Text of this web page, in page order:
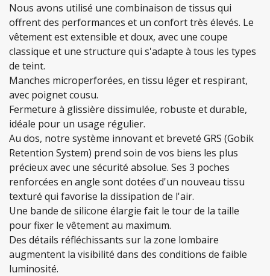
Nous avons utilisé une combinaison de tissus qui
offrent des performances et un confort très élevés. Le
vêtement est extensible et doux, avec une coupe
classique et une structure qui s'adapte à tous les types
de teint.
Manches microperforées, en tissu léger et respirant,
avec poignet cousu.
Fermeture à glissière dissimulée, robuste et durable,
idéale pour un usage régulier.
Au dos, notre système innovant et breveté GRS (Gobik
Retention System) prend soin de vos biens les plus
précieux avec une sécurité absolue. Ses 3 poches
renforcées en angle sont dotées d'un nouveau tissu
texturé qui favorise la dissipation de l'air.
Une bande de silicone élargie fait le tour de la taille
pour fixer le vêtement au maximum.
Des détails réfléchissants sur la zone lombaire
augmentent la visibilité dans des conditions de faible
luminosité.